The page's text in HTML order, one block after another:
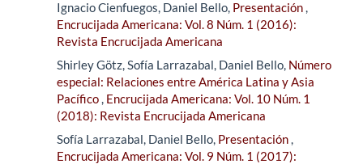
Ignacio Cienfuegos, Daniel Bello, Presentación,
Encrucijada Americana: Vol. 8 Núm. 1 (2016):
Revista Encrucijada Americana
Shirley Götz, Sofía Larrazabal, Daniel Bello, Número
especial: Relaciones entre América Latina y Asia
Pacífico, Encrucijada Americana: Vol. 10 Núm. 1
(2018): Revista Encrucijada Americana
Sofía Larrazabal, Daniel Bello, Presentación,
Encrucijada Americana: Vol. 9 Núm. 1 (2017):